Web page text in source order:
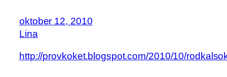
oktober 12, 2010
Lina
http://provkoket.blogspot.com/2010/10/